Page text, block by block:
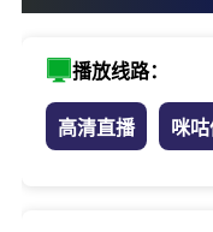
播放线路：
高清直播 咪